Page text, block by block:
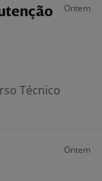
Ontem
Técnico
Ontem